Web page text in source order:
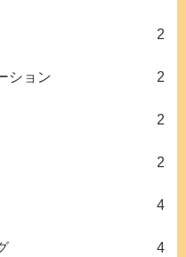
2
ション 2
2
2
4
4